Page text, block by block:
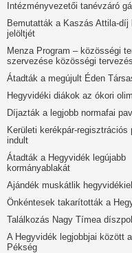
Intézményvezetői tanévzáró
Bemutatták a Kaszás Attila-díj
jelöltjét
Menza Program – közösségi
szervezése közösségi
Átadták a megújult Éden
Hegyvidéki diákok az ókori
Díjazták a legjobb normafai
Kerületi kerékpár-regisztrációs
indult
Átadták a Hegyvidék legújabb
kormányablakát
Ajándék muskátlik
Önkéntesek takarították a
Találkozás Nagy Tímea
A Hegyvidék legjobbjai között
Pékség